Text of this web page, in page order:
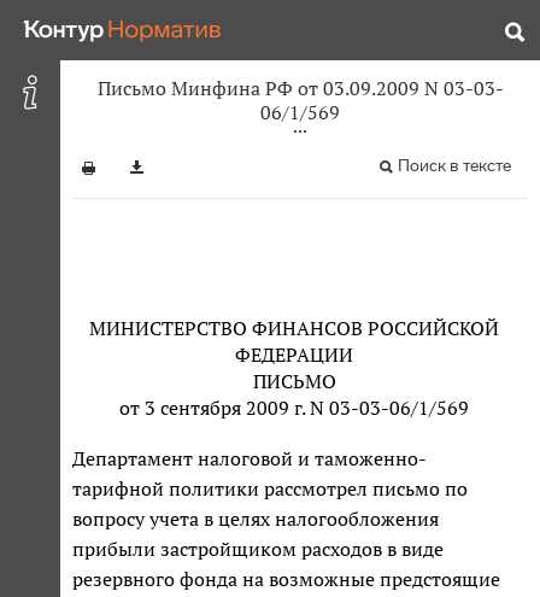
Письмо Минфина РФ от 03.09.2009 N 03-03-
06/1/569
Поиск в тексте
МИНИСТЕРСТВО ФИНАНСОВ РОССИЙСКОЙ
ФЕДЕРАЦИИ
ПИСЬМО
от 3 сентября 2009 г. N 03-03-06/1/569
Департамент налоговой и таможенно-
тарифной политики рассмотрел письмо по
вопросу учета в целях налогообложения
прибыли застройщиком расходов в виде
резервного фонда на возможные предстоящие